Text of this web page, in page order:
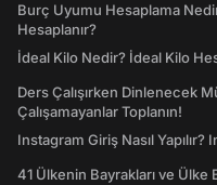
Burç Uyumu Hesaplama
Hesaplanır?
İdeal Kilo Nedir? İdeal Kilo
Ders Çalışırken Dinlenecek
Çalışamayanlar Toplanın!
Instagram Giriş Nasıl
41 Ülkenin Bayrakları ve Ülke